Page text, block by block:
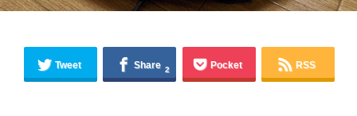
Tweet Share 2 Pocket RSS